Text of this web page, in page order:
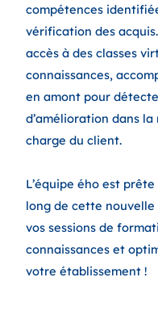
compétences
vérification des
accès à des classes
connaissances,
en amont pour
d’amélioration dans
charge du client.
L’équipe ého est
long de cette
vos sessions de
connaissances et
votre établissement !